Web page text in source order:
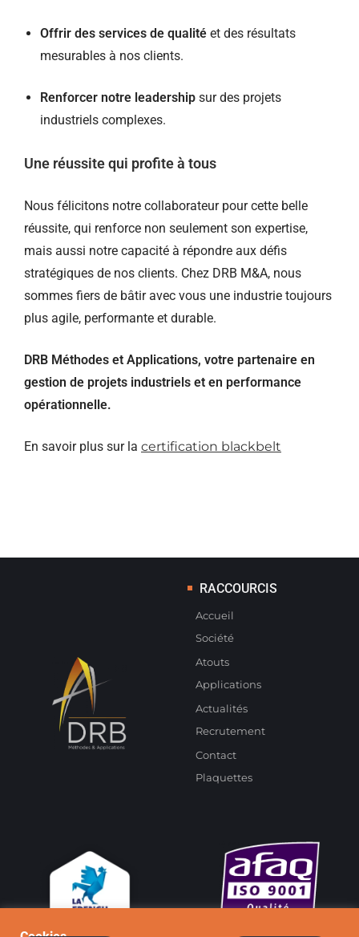
Offrir des services de qualité et des résultats
mesurables à nos clients.
Renforcer notre leadership sur des projets
industriels complexes.
Une réussite qui profite à tous
Nous félicitons notre collaborateur pour cette belle
réussite, qui renforce non seulement son expertise,
mais aussi notre capacité à répondre aux défis
stratégiques de nos clients. Chez DRB M&A, nous
sommes fiers de bâtir avec vous une industrie toujours
plus agile, performante et durable.
DRB Méthodes et Applications, votre partenaire en
gestion de projets industriels et en performance
opérationnelle.
En savoir plus sur la certification blackbelt
RACCOURCIS
Accueil
Société
Atouts
Applications
Actualités
Recrutement
Contact
Plaquettes